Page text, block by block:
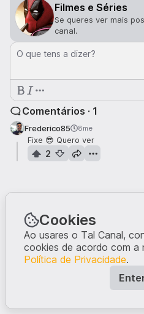
Filmes e Séries
Se queres ver mais
canal.
O que tens a dizer?
Comentários · 1
Frederico85 8me
Fixe 😎 Quero ver
2
Cookies
Ao usares o Tal Canal,
cookies de acordo com a
Política de Privacidade.